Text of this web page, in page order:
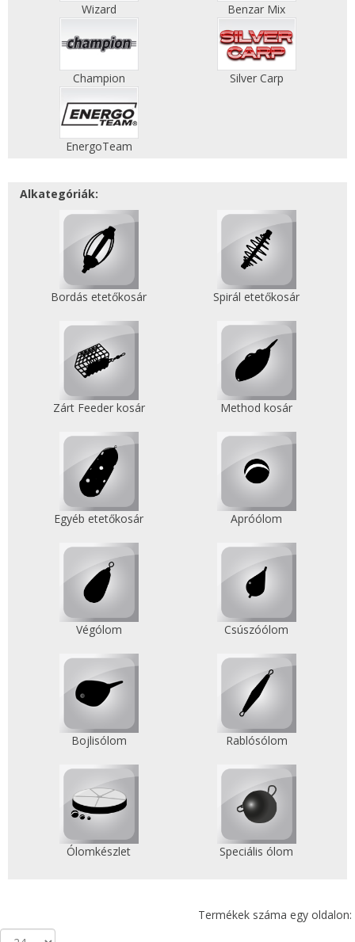
Wizard Benzar Mix
Champion Silver Carp
EnergoTeam
Alkategóriák:
Bordás etetőkosár Spirál etetőkosár
Zárt Feeder kosár Method kosár
Egyéb etetőkosár Apróólom
Végólom Csúszóólom
Bojlisólom Rablósólom
Ólomkészlet Speciális ólom
Termékek száma egy oldalon: